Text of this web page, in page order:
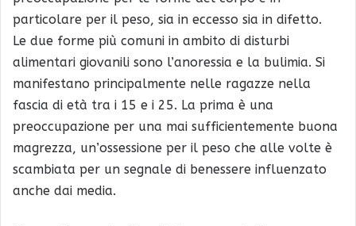
particolare per il peso, sia in eccesso sia in difetto.
Le due forme più comuni in ambito di disturbi
alimentari giovanili sono l’anoressia e la bulimia. Si
manifestano principalmente nelle ragazze nella
fascia di età tra i 15 e i 25. La prima è una
preoccupazione per una mai sufficientemente buona
magrezza, un’ossessione per il peso che alle volte è
scambiata per un segnale di benessere influenzato
anche dai media.